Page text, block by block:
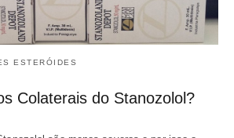
ESTERÓIDES
Colaterais do Stanozolol?